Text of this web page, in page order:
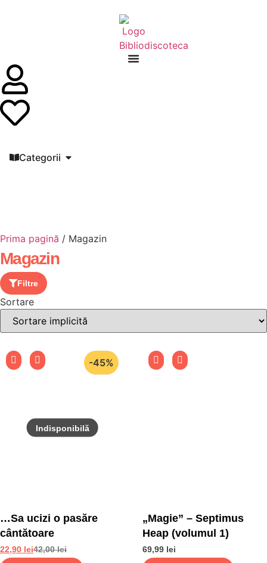
Categorii
Prima pagină / Magazin
Magazin
Filtre
Sortare
-45%
…Sa ucizi o pasăre
cântătoare
42,00lei
22,90 lei
„Magie” – Septimus
Heap (volumul 1)
69,99 lei